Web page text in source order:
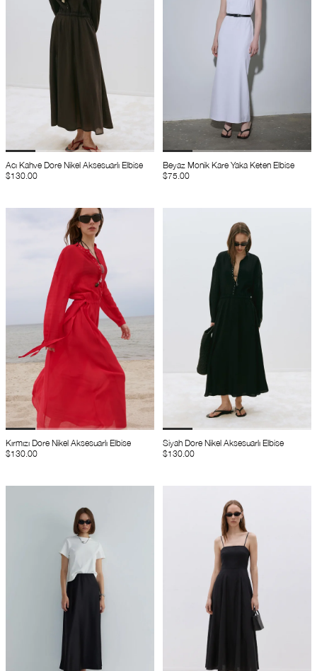
Acı Kahve Dore Nikel Aksesuarlı Elbise
$130.00
Beyaz Monik Kare Yaka Keten Elbise
$75.00
Kırmızı Dore Nikel Aksesuarlı Elbise
$130.00
Siyah Dore Nikel Aksesuarlı Elbise
$130.00